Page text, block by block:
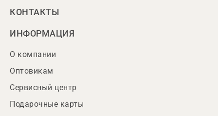
КОНТАКТЫ
ИНФОРМАЦИЯ
О компании
Оптовикам
Сервисный центр
Подарочные карты